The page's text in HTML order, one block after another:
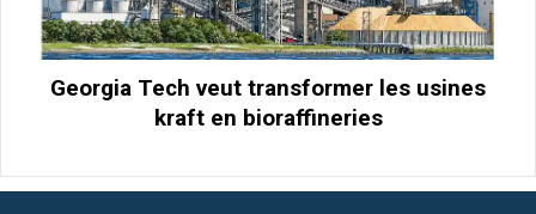
Georgia Tech veut transformer les usines
kraft en bioraffineries